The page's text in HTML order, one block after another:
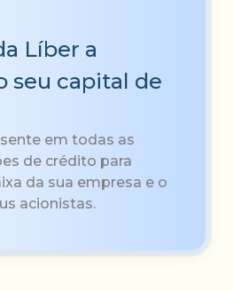
Líber a
seu capital de
em todas as
de crédito para
da sua empresa e o
acionistas.